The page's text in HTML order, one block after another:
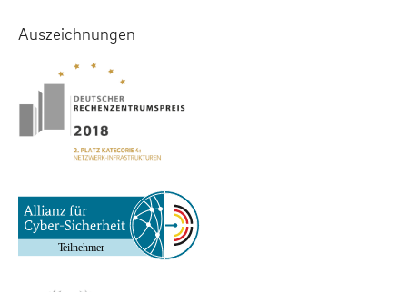
Auszeichnungen